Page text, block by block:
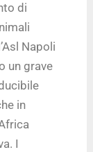
di
Napoli
un grave
in
I